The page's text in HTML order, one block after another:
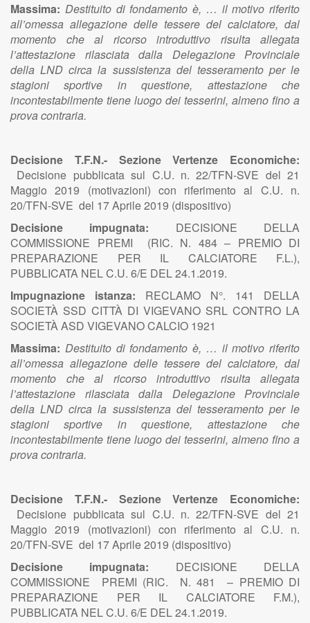
Massima: Destituito di fondamento è, … il motivo riferito
all’omessa allegazione delle tessere del calciatore, dal
momento che al ricorso introduttivo risulta allegata
l’attestazione rilasciata dalla Delegazione Provinciale
della LND circa la sussistenza del tesseramento per le
stagioni sportive in questione, attestazione che
incontestabilmente tiene luogo dei tesserini, almeno fino a
prova contraria.
Decisione T.F.N.- Sezione Vertenze Economiche:
Decisione pubblicata sul C.U. n. 22/TFN-SVE del 21
Maggio 2019 (motivazioni) con riferimento al C.U. n.
20/TFN-SVE del 17 Aprile 2019 (dispositivo)
Decisione impugnata: DECISIONE DELLA
COMMISSIONE PREMI (RIC. N. 484 – PREMIO DI
PREPARAZIONE PER IL CALCIATORE F.L.),
PUBBLICATA NEL C.U. 6/E DEL 24.1.2019.
Impugnazione istanza: RECLAMO N°. 141 DELLA
SOCIETÀ SSD CITTÀ DI VIGEVANO SRL CONTRO LA
SOCIETÀ ASD VIGEVANO CALCIO 1921
Massima: Destituito di fondamento è, … il motivo riferito
all’omessa allegazione delle tessere del calciatore, dal
momento che al ricorso introduttivo risulta allegata
l’attestazione rilasciata dalla Delegazione Provinciale
della LND circa la sussistenza del tesseramento per le
stagioni sportive in questione, attestazione che
incontestabilmente tiene luogo dei tesserini, almeno fino a
prova contraria.
Decisione T.F.N.- Sezione Vertenze Economiche:
Decisione pubblicata sul C.U. n. 22/TFN-SVE del 21
Maggio 2019 (motivazioni) con riferimento al C.U. n.
20/TFN-SVE del 17 Aprile 2019 (dispositivo)
Decisione impugnata: DECISIONE DELLA
COMMISSIONE PREMI (RIC. N. 481 – PREMIO DI
PREPARAZIONE PER IL CALCIATORE F.M.),
PUBBLICATA NEL C.U. 6/E DEL 24.1.2019.